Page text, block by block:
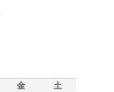
金
土